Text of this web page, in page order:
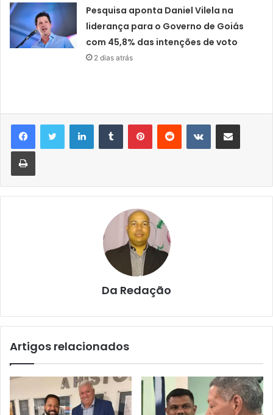
Pesquisa aponta Daniel Vilela na
liderança para o Governo de Goiás
com 45,8% das intenções de voto
2 dias atrás
LinkedinTumblr PinterestReddit VK Compartilhar via e-mail
Imprimir
Da Redação
Artigos relacionados